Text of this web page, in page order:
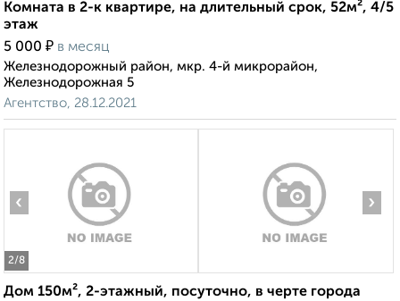
Комната в 2-к квартире, на длительный срок, 52м², 4/5
этаж
5 000 ₽ в месяц
Железнодорожный район, мкр. 4-й микрорайон,
Железнодорожная 5
Агентство, 28.12.2021
2/8
‹ ›
Дом 150м², 2-этажный, посуточно, в черте города